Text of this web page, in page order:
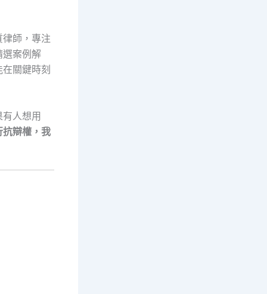
師，專注
選案例解
關鍵時刻
人想用
抗辯權，我